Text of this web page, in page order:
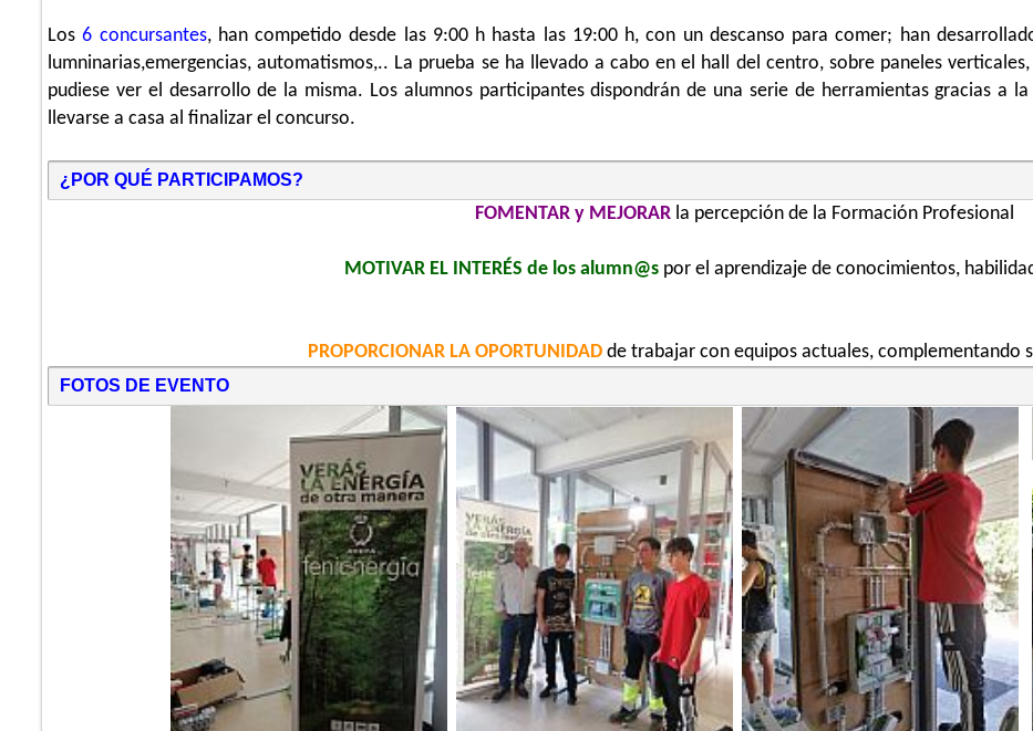
Los6 concursantes, han competido desde las 9:00 h hasta las 19:00 h, con un descanso para comer; han
lumninarias,emergencias, automatismos,.. La prueba se ha llevado a cabo en el hall del centro, sobre paneles
pudiese ver el desarrollo de la misma. Los alumnos participantes dispondrán de una serie de herramientas gracias a
llevarse a casa al finalizar el concurso.
¿POR QUÉ PARTICIPAMOS?
FOMENTAR y MEJORARla percepción de la Formación Profesional
MOTIVAR EL INTERÉS de los alumn@s por el aprendizaje de conocimientos,
PROPORCIONAR LA OPORTUNIDAD de trabajar con equipos actuales, complementando
FOTOS DE EVENTO